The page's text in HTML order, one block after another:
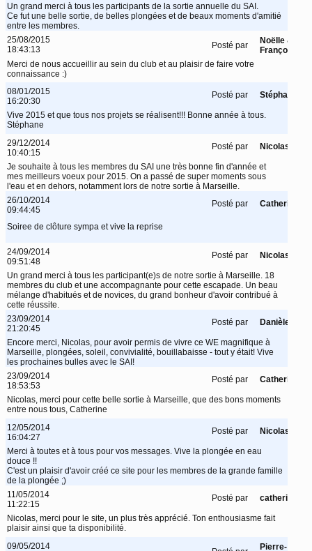
Un grand merci à tous les participants de la sortie annuelle du SAI.
Ce fut une belle sortie, de belles plongées et de beaux moments d'amitié
entre les membres.
25/08/2015
18:43:13
Posté par
Noëlle &
François
Merci de nous accueillir au sein du club et au plaisir de faire votre
connaissance :)
08/01/2015
16:20:30
Posté par Stéphane
Vive 2015 et que tous nos projets se réalisent!!! Bonne année à tous.
Stéphane
29/12/2014
10:40:15
Posté par Nicolas
Je souhaite à tous les membres du SAI une très bonne fin d'année et
mes meilleurs voeux pour 2015. On a passé de super moments sous
l'eau et en dehors, notamment lors de notre sortie à Marseille.
26/10/2014
09:44:45
Posté par Catherine
Soiree de clôture sympa et vive la reprise
24/09/2014
09:51:48
Posté par Nicolas
Un grand merci à tous les participant(e)s de notre sortie à Marseille. 18
membres du club et une accompagnante pour cette escapade. Un beau
mélange d'habitués et de novices, du grand bonheur d'avoir contribué à
cette réussite.
23/09/2014
21:20:45
Posté par Danièle
Encore merci, Nicolas, pour avoir permis de vivre ce WE magnifique à
Marseille, plongées, soleil, convivialité, bouillabaisse - tout y était! Vive
les prochaines bulles avec le SAI!
23/09/2014
18:53:53
Posté par Catherine
Nicolas, merci pour cette belle sortie à Marseille, que des bons moments
entre nous tous, Catherine
12/05/2014
16:04:27
Posté par Nicolas
Merci à toutes et à tous pour vos messages. Vive la plongée en eau
douce !!
C'est un plaisir d'avoir créé ce site pour les membres de la grande famille
de la plongée ;)
11/05/2014
11:22:15
Posté par catherine
Nicolas, merci pour le site, un plus très apprécié. Ton enthousiasme fait
plaisir ainsi que ta disponibilité.
09/05/2014
Pierre-